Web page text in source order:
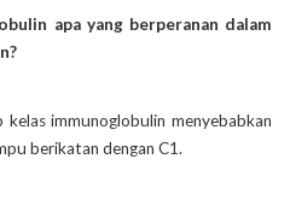
apa yang berperanan dalam
immunoglobulin menyebabkan
berikatan dengan C1.